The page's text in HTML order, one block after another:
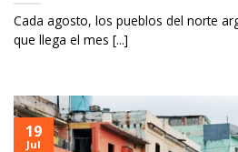
Cada agosto, los pueblos del norte
que llega el mes [...]
19
Jul